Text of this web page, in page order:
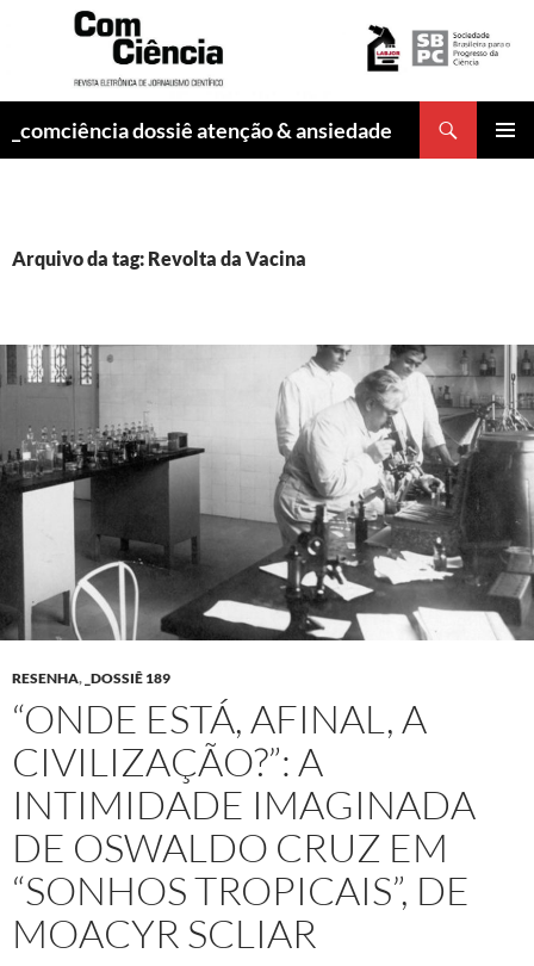
_comciência dossiê atenção & ansiedade
Arquivo da tag: Revolta da Vacina
RESENHA, _DOSSIÊ 189
“ONDE ESTÁ, AFINAL, A
CIVILIZAÇÃO?”: A
INTIMIDADE IMAGINADA
DE OSWALDO CRUZ EM
“SONHOS TROPICAIS”, DE
MOACYR SCLIAR